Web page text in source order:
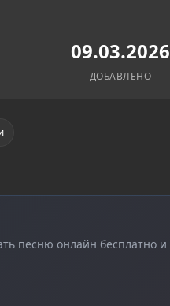
09.03.2026
ДОБАВЛЕНО
песню онлайн бесплатно и